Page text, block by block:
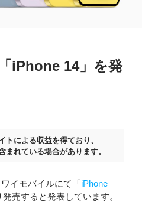
iPhone 14」を発
トによる収益を得ており、
まれている場合があります。
イモバイルにて「iPhone
売すると発表しています。